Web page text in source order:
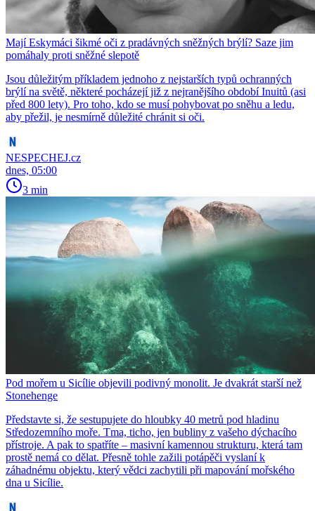
Mají Eskymáci šikmé oči z pradávných sněžných brýlí? Saze jim
pomáhaly proti sněžné slepotě
Jsou důležitým příkladem jednoho z nejstarších typů ochranných
brýlí na světě, některé pocházejí již z nejranějšího období Inuitů (asi
před 800 lety). Pro toho, kdo se musí pohybovat po sněhu a ledu,
aby přežil, je nesmírně důležité chránit si oči.
NESPECHEJ.cz
dnes, 05:00
3 min
Pod mořem u Sicílie objevili podivný monolit. Je dvakrát starší než
Stonehenge
Představte si, že sestupujete do hloubky 40 metrů pod hladinu
Středozemního moře. Tma, ticho, jen bubliny z vašeho dýchacího
přístroje. A pak to spatříte – masivní kamennou strukturu, která tam
prostě nemá co dělat. Přesně tohle zažili potápěči vyslaní k
záhadnému objektu, který vědci zachytili při mapování mořského
dna u Sicílie.